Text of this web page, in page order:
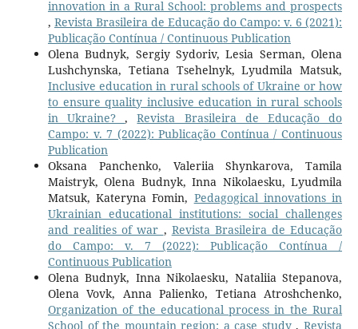
innovation in a Rural School: problems and prospects
, Revista Brasileira de Educação do Campo: v. 6 (2021):
Publicação Contínua / Continuous Publication
Olena Budnyk, Sergiy Sydoriv, Lesia Serman, Olena
Lushchynska, Tetianа Tsehelnyk, Lyudmila Matsuk,
Inclusive education in rural schools of Ukraine or how
to ensure quality inclusive education in rural schools
in Ukraine?,Revista Brasileira de Educação do
Campo: v. 7 (2022): Publicação Contínua / Continuous
Publication
Oksana Panchenko, Valeriia Shynkarova, Tamila
Maistryk, Olena Budnyk, Inna Nikolaesku, Lyudmila
Matsuk, Kateryna Fomin, Pedagogical innovations in
Ukrainian educational institutions: social challenges
and realities of war , Revista Brasileira de Educação
do Campo: v. 7 (2022): Publicação Contínua /
Continuous Publication
Olena Budnyk, Inna Nikolaesku, Nataliia Stepanova,
Olena Vovk, Anna Palienko, Tetiana Atroshchenko,
Organization of the educational process in the Rural
School of the mountain region: a case study,Revista